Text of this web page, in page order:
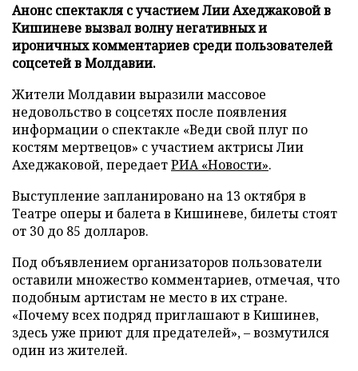
Анонс спектакля с участием Лии Ахеджаковой в
Кишиневе вызвал волну негативных и
ироничных комментариев среди пользователей
соцсетей в Молдавии.
Жители Молдавии выразили массовое
недовольство в соцсетях после появления
информации о спектакле «Веди свой плуг по
костям мертвецов» с участием актрисы Лии
Ахеджаковой, передаетРИА «Новости».
Выступление запланировано на 13 октября в
Театре оперы и балета в Кишиневе, билеты стоят
от 30 до 85 долларов.
Под объявлением организаторов пользователи
оставили множество комментариев, отмечая, что
подобным артистам не место в их стране.
«Почему всех подряд приглашают в Кишинев,
здесь уже приют для предателей», – возмутился
один из жителей.